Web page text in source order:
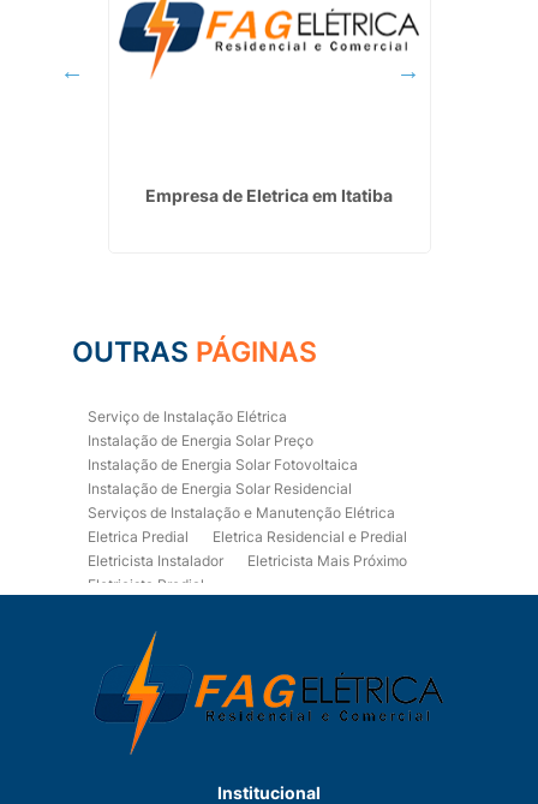
Empresa de Eletrica em Itatiba
OUTRAS PÁGINAS
Serviço de Instalação Elétrica
Instalação de Energia Solar Preço
Instalação de Energia Solar Fotovoltaica
Instalação de Energia Solar Residencial
Serviços de Instalação e Manutenção Elétrica
Eletrica Predial
Eletrica Residencial e Predial
Eletricista Instalador
Eletricista Mais Próximo
Eletricista Predial
Eletricista Residencial
Eletricista Residencial E Predial
Eletricistas de Manutenção
Empresa de Instalações Elétricas
Empresa de Manutenção Eletrica
Empresa de Prestação de Serviços Eletricos
Institucional